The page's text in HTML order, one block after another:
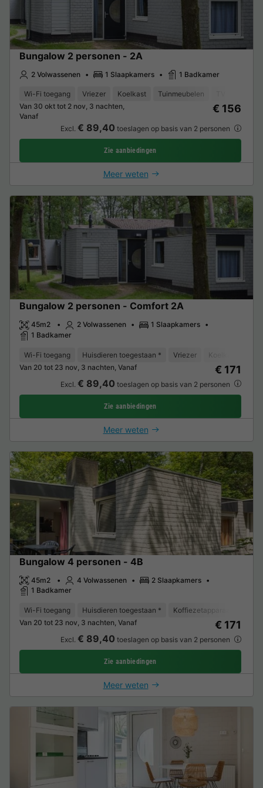
Bungalow 2 personen - 2A
2 Volwassenen 1 Slaapkamers 1 Badkamer
Wi-Fi toegang Vriezer Koelkast Tuinmeubelen
Van 30 okt tot 2 nov, 3 nachten,
Vanaf
€ 156
Excl. € 89,40 toeslagen op basis van 2 personen
Zie aanbiedingen
Meer weten
Bungalow 2 personen - Comfort 2A
45m2 2 Volwassenen
1 Slaapkamers
1 Badkamer
Wi-Fi toegang Huisdieren toegestaan * Vriezer Koelkast
Van 20 tot 23 nov, 3 nachten, Vanaf
€ 171
Excl. € 89,40 toeslagen op basis van 2 personen
Zie aanbiedingen
Meer weten
Bungalow 4 personen - 4B
45m2 4 Volwassenen
2 Slaapkamers
1 Badkamer
Wi-Fi toegang Huisdieren toegestaan * Koffiezetapparaat
Van 20 tot 23 nov, 3 nachten, Vanaf
€ 171
Excl. € 89,40 toeslagen op basis van 2 personen
Zie aanbiedingen
Meer weten